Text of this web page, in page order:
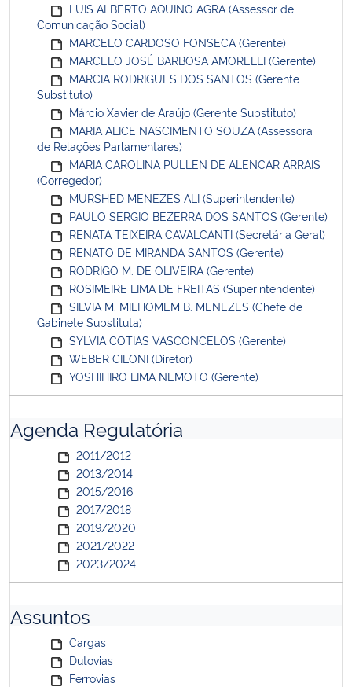
LUIS ALBERTO AQUINO AGRA (Assessor de
Comunicação Social)
MARCELO CARDOSO FONSECA (Gerente)
MARCELO JOSÉ BARBOSA AMORELLI (Gerente)
MARCIA RODRIGUES DOS SANTOS (Gerente
Substituto)
Márcio Xavier de Araújo (Gerente Substituto)
MARIA ALICE NASCIMENTO SOUZA (Assessora
de Relações Parlamentares)
MARIA CAROLINA PULLEN DE ALENCAR ARRAIS
(Corregedor)
MURSHED MENEZES ALI (Superintendente)
PAULO SERGIO BEZERRA DOS SANTOS (Gerente)
RENATA TEIXEIRA CAVALCANTI (Secretária Geral)
RENATO DE MIRANDA SANTOS (Gerente)
RODRIGO M. DE OLIVEIRA (Gerente)
ROSIMEIRE LIMA DE FREITAS (Superintendente)
SILVIA M. MILHOMEM B. MENEZES (Chefe de
Gabinete Substituta)
SYLVIA COTIAS VASCONCELOS (Gerente)
WEBER CILONI (Diretor)
YOSHIHIRO LIMA NEMOTO (Gerente)
Agenda Regulatória
2011/2012
2013/2014
2015/2016
2017/2018
2019/2020
2021/2022
2023/2024
Assuntos
Cargas
Dutovias
Ferrovias